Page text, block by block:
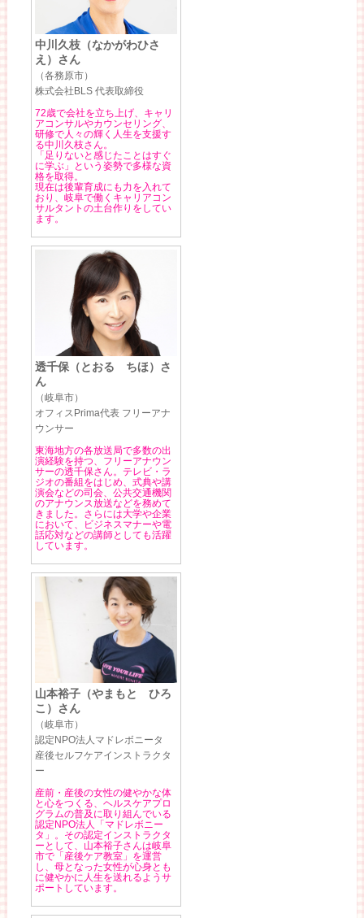
中川久枝（なかがわひさ
え）さん
（各務原市）
株式会社BLS 代表取締役
72歳で会社を立ち上げ、キャリ
アコンサルやカウンセリング、
研修で人々の輝く人生を支援す
る中川久枝さん。
「足りないと感じたことはすぐ
に学ぶ」という姿勢で多様な資
格を取得。
現在は後輩育成にも力を入れて
おり、岐阜で働くキャリアコン
サルタントの土台作りをしてい
ます。
透千保（とおる ちほ）さ
ん
（岐阜市）
オフィスPrima代表 フリーアナ
ウンサー
東海地方の各放送局で多数の出
演経験を持つ、フリーアナウン
サーの透千保さん。テレビ・ラ
ジオの番組をはじめ、式典や講
演会などの司会、公共交通機関
のアナウンス放送などを務めて
きました。さらには大学や企業
において、ビジネスマナーや電
話応対などの講師としても活躍
しています。
山本裕子（やまもと ひろ
こ）さん
（岐阜市）
認定NPO法人マドレボニータ
産後セルフケアインストラクタ
ー
産前・産後の女性の健やかな体
と心をつくる、ヘルスケアプロ
グラムの普及に取り組んでいる
認定NPO法人「マドレボニー
タ」。その認定インストラクタ
ーとして、山本裕子さんは岐阜
市で「産後ケア教室」を運営
し、母となった女性が心身とも
に健やかに人生を送れるようサ
ポートしています。